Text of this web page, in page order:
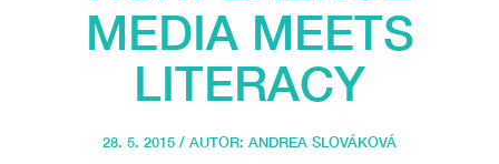
MEDIA MEETS
LITERACY
28. 5. 2015 / AUTOR: ANDREA SLOVÁKOVÁ